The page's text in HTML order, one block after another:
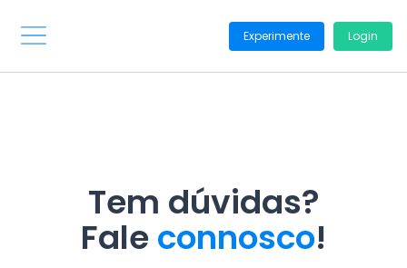
Experimente Login
Tem dúvidas?
Fale connosco!